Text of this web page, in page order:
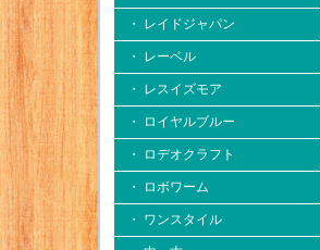
・ レイドジャパン
・ レーベル
・ レスイズモア
・ ロイヤルブルー
・ ロデオクラフト
・ ロボワーム
・ ワンスタイル